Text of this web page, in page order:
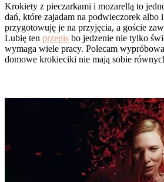
Krokiety z pieczarkami i mozarellą to
dań, które zajadam na podwieczorek albo
przygotowuję je na przyjęcia, a goście
Lubię ten przepis bo jedzenie nie tylko
wymaga wiele pracy. Polecam
domowe krokieciki nie mają sobie